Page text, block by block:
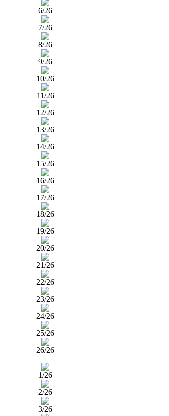
6/26
7/26
8/26
9/26
10/26
11/26
12/26
13/26
14/26
15/26
16/26
17/26
18/26
19/26
20/26
21/26
22/26
23/26
24/26
25/26
26/26
1/26
2/26
3/26